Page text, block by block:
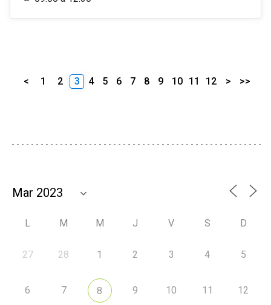
< 1 2 3 4 5 6 7 8 9 10 11 12 > >>
L M M J V S D
27 28 1 2 3 4 5
6 7 8 9 10 11 12